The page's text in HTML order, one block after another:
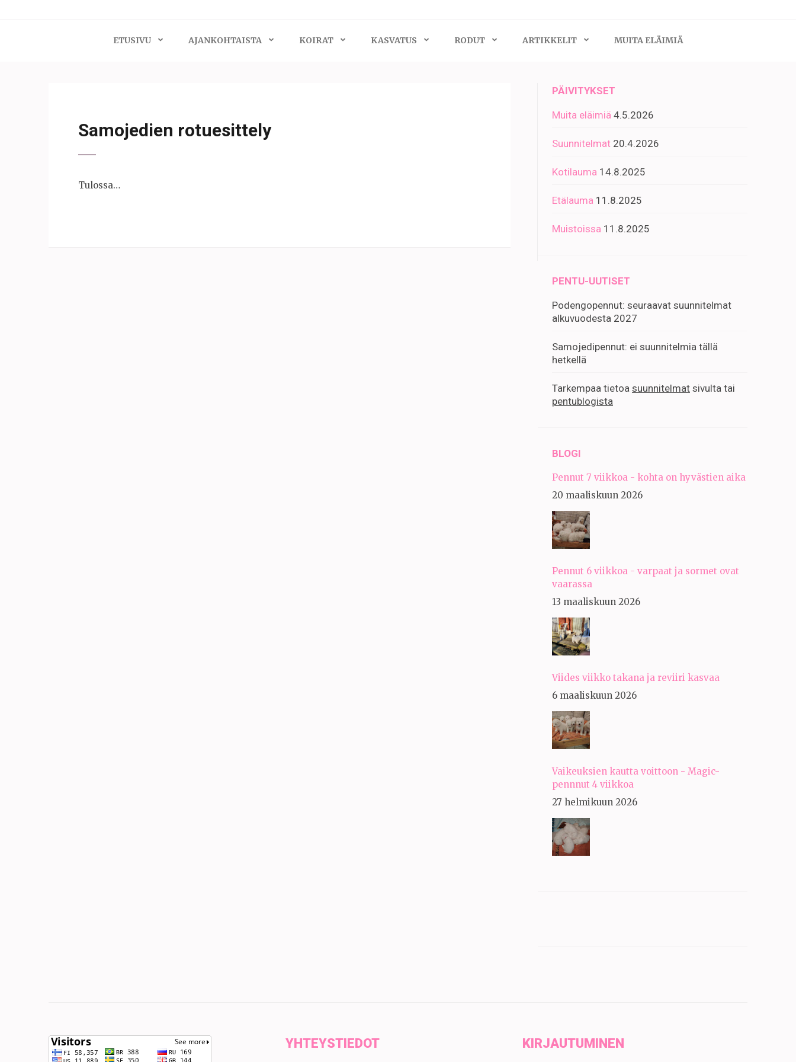
ETUSIVU AJANKOHTAISTA KOIRAT KASVATUS RODUT ARTIKKELIT MUITA ELÄIMIÄ
Samojedien rotuesittely
Tulossa…
PÄIVITYKSET
Muita eläimiä 4.5.2026
Suunnitelmat 20.4.2026
Kotilauma 14.8.2025
Etälauma 11.8.2025
Muistoissa 11.8.2025
PENTU-UUTISET
Podengopennut: seuraavat suunnitelmat
alkuvuodesta 2027
Samojedipennut: ei suunnitelmia tällä
hetkellä
Tarkempaa tietoa suunnitelmat sivulta tai
pentublogista
BLOGI
Pennut 7 viikkoa - kohta on hyvästien aika
20 maaliskuun 2026
Pennut 6 viikkoa - varpaat ja sormet ovat
vaarassa
13 maaliskuun 2026
Viides viikko takana ja reviiri kasvaa
6 maaliskuun 2026
Vaikeuksien kautta voittoon - Magic-
pennnut 4 viikkoa
27 helmikuun 2026
YHTEYSTIEDOT KIRJAUTUMINEN